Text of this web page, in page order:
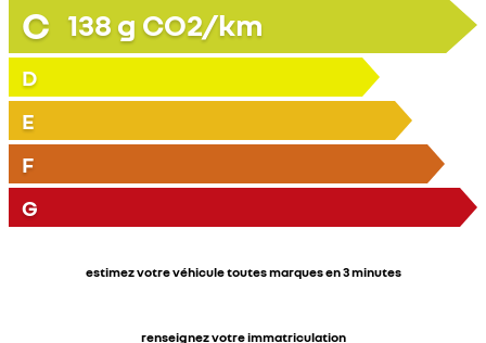
C 138 g CO2/km
D
E
F
G
estimez votre véhicule toutes marques en 3 minutes
renseignez votre immatriculation